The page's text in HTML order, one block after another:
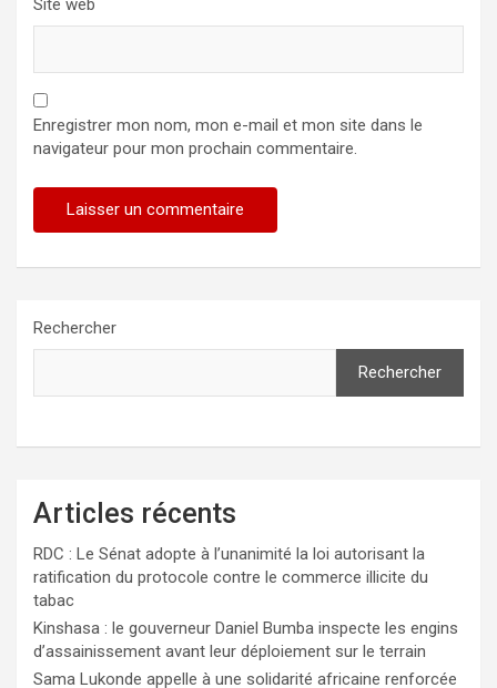
Site web
Enregistrer mon nom, mon e-mail et mon site dans le
navigateur pour mon prochain commentaire.
Rechercher
Rechercher
Articles récents
RDC : Le Sénat adopte à l’unanimité la loi autorisant la
ratification du protocole contre le commerce illicite du
tabac
Kinshasa : le gouverneur Daniel Bumba inspecte les engins
d’assainissement avant leur déploiement sur le terrain
Sama Lukonde appelle à une solidarité africaine renforcée